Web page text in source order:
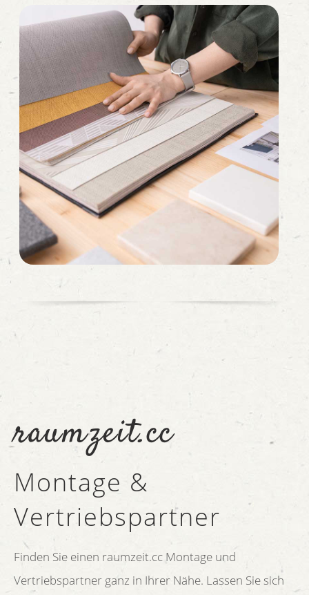
raumzeit.cc
Montage &
Vertriebspartner
Finden Sie einen raumzeit.cc Montage und
Vertriebspartner ganz in Ihrer Nähe. Lassen Sie sich